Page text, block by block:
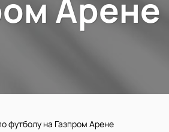
Арене
футболу на Газпром Арене